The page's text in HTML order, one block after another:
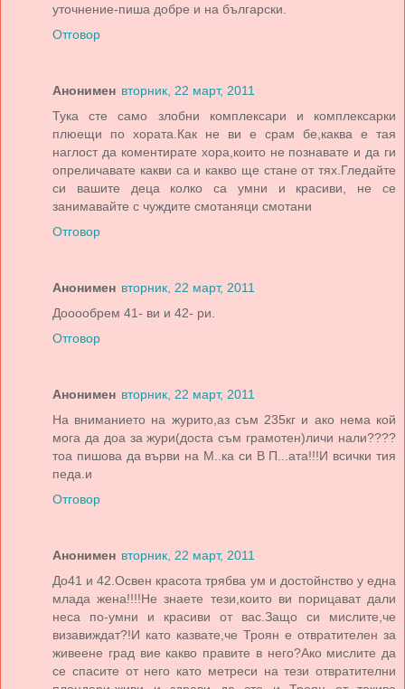
уточнение-пиша добре и на български.
Отговор
Анонимен вторник, 22 март, 2011
Тука сте само злобни комплексари и комплексарки
плюещи по хората.Как не ви е срам бе,каква е тая
наглост да коментирате хора,които не познавате и да ги
опреличавате какви са и какво ще стане от тях.Гледайте
си вашите деца колко са умни и красиви, не се
занимавайте с чуждите смотаняци смотани
Отговор
Анонимен вторник, 22 март, 2011
Дооообрем 41- ви и 42- ри.
Отговор
Анонимен вторник, 22 март, 2011
На вниманието на журито,аз съм 235кг и ако нема кой
мога да доа за жури(доста съм грамотен)личи нали????
тоа пишова да върви на М..ка си В П...ата!!!И всички тия
педа.и
Отговор
Анонимен вторник, 22 март, 2011
До41 и 42.Освен красота трябва ум и достойнство у една
млада жена!!!!Не знаете тези,които ви порицават дали
неса по-умни и красиви от вас.Защо си мислите,че
визавиждат?!И като казвате,че Троян е отвратителен за
живеене град вие какво правите в него?Ако мислите да
се спасите от него като метреси на тези отвратителни